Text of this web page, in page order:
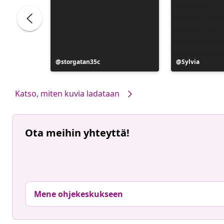
Julkaissut
storgatan35c Julkaissut
Sylvia
Katso, miten kuvia ladataan
Ota meihin yhteyttä!
Mene ohjekeskukseen